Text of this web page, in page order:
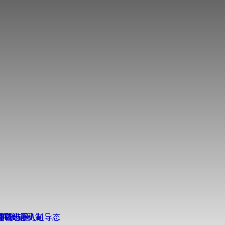
要进展
新进展
破
散”新机制
磁场重入超导态